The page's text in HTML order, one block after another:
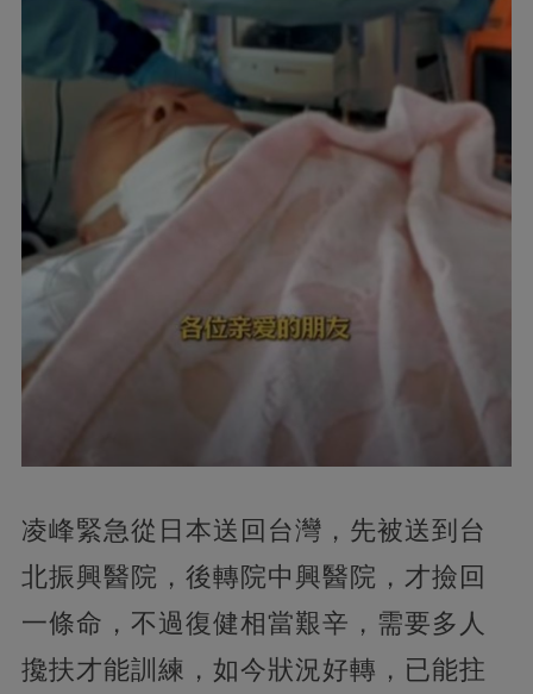
凌峰緊急從日本送回台灣，先被送到台
北振興醫院，後轉院中興醫院，才撿回
一條命，不過復健相當艱辛，需要多人
攙扶才能訓練，如今狀況好轉，已能拄